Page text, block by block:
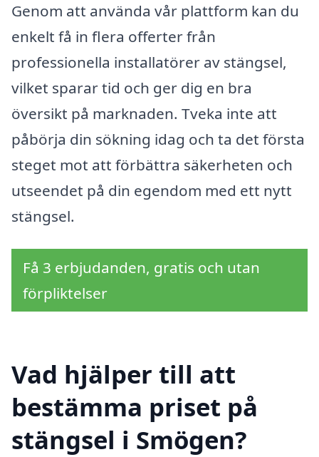
Genom att använda vår plattform kan du
enkelt få in flera offerter från
professionella installatörer av stängsel,
vilket sparar tid och ger dig en bra
översikt på marknaden. Tveka inte att
påbörja din sökning idag och ta det första
steget mot att förbättra säkerheten och
utseendet på din egendom med ett nytt
stängsel.
Få 3 erbjudanden, gratis och utan
förpliktelser
Vad hjälper till att
bestämma priset på
stängsel i Smögen?